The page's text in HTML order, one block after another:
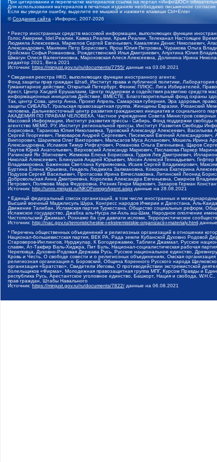
При цитировании и перепечатке материалов ссылка на портал «ИнфоШОС»
Для использования материалов в печатных изданиях необходимо письменное
Если вы увидели ошибку, выделите ее мышкой и нажмите клавиши Ctrl+Enter
©Создание сайта - Инфорос, 2007-2026
* Реестр иностранных средств массовой информации, выполняющих функции
Голос Америки, Idel.Реалии, Кавказ.Реалии, Крым.Реалии, Телеканал Настоящее
Людмила Алексеевна, Маркелов Сергей Евгеньевич, Камалягин Денис Николаевич,
Александрович, Маняхин Петр Борисович, Ярош Юлия Петровна, Чуракова Ольга
Гройсман Софья Романовна, Рождественский Илья Дмитриевич, Апухтина Юлия
Шмагун Олеся Валентиновна, Мароховская Алеся Алексеевна, Долинина Ирина
редактор 2021, Вега 2021
Источник: https://minjust.gov.ru/ru/documents/7755/ данные на 03.09.2021
* Сведения реестра НКО, выполняющих функции иностранного агента:
Фонд защиты прав граждан Штаб, Институт права и публичной политики,
Гуманитарное действие, Открытый Петербург, Феникс ПЛЮС, Лига Избирателей,
Крест, Центр Хасдей Ерушалаим, Центр поддержки и содействия развитию средств
информационных инициатив Действие, ВМЕСТЕ, Благотворительный фонд охраны
Так, центр Сова, центр Анна, Проект Апрель, Самарская губерния, Эра здоровья,
защиты СИБАЛЬТ, Уральская правозащитная группа, Женщины Евразии, Рязанский
человека, Дальневосточный центр развития гражданских инициатив и социального
АКАДЕМИЯ ПО ПРАВАМ ЧЕЛОВЕКА, Частное учреждение Совета Министров северных
Массовой Информации, Институт развития прессы - Сибирь, Фонд поддержки
агентство МЕМО. РУ, Институт региональной прессы, Институт Развития Свободы
Борисовна, Таранова Юлия Николаевна, Туровский Александр Алексеевич,
Сергей Георгиевич, Пивоваров Андрей Сергеевич, Писемский Евгений
Викторович, Шарипков Олег Викторович, Мальсагов Муса Асланович, Мошель Ирина
Александровна, Исламов Тимур Рифгатович, Романова Ольга Евгеньевна, Щаров
Паутов Юрий Анатольевич, Верховский Александр Маркович, Пислакова-Паркер
Рачинский Ян Збигневич, Жемкова Елена Борисовна, Гудков Лев Дмитриевич,
Николай Алексеевич, Блинушов Андрей Юрьевич, Мосин Алексей Геннадьевич,
Владимировна, Баженова Светлана Куприяновна, Исаев Сергей Владимирович,
Буртина Елена Юрьевна, Гендель Людмила Залмановна, Кокорина Екатерина
Подузов Сергей Васильевич, Протасова Ирина Вячеславовна, Литинский Леонид
Добровольская Анна Дмитриевна, Королева Александра Евгеньевна, Смирнов
Петрович, Полякова Мара Федоровна, Резник Генри Маркович, Захаров Герман
Источник: http://unro.minjust.ru/NKOForeignAgent.aspx данные на 28.08.2021
* Единый федеральный список организаций, в том числе иностранных и
Высший военный Маджлисуль Шура, Конгресс народов Ичкерии и Дагестана, Аль-
Движение Талибан, Исламская партия Туркестана, Общество социальных реформ,
Исламское государство, Джабха аль-Нусра ли-Ахль аш-Шам, Народное ополчение
Чистопольский Джамаат, Рохнамо ба суи давлати исломи, Террористическое
Источник: http://nac.gov.ru/terroristicheskie-i-ekstremistskie-organizacii-i-materialy.html
* Перечень общественных объединений и религиозных организаций в отношении
Национал-большевистская партия, ВЕК РА, Рада земли Кубанской Духовно Родовой
Староверов-Инглингов, Нурджулар, К Богодержавию, Таблиги Джамаат, Русское
славян, Ат-Такфир Валь-Хиджра, Пит Буль, Национал-социалистическая рабочая
Череповца, Духовно-Родовая Держава Русь, Русское национальное единство,
Кровь и Честь, О свободе совести и о религиозных объединениях, Омская
религиозная организация п. Боровский, Община Коренного Русского народа
организация «Братство», Свидетели Иеговы, О противодействии экстремистской
болельщиков «Фирма», Молодежная правозащитная группа МПГ, Курсом Правды и
республика Русь, Арестантское уголовное единство, Башкорт, Нация и свобода,
прав граждан, Штабы Навального
Источник: https://minjust.gov.ru/ru/documents/7822/ данные на 06.08.2021